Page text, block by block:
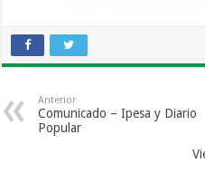
Anterior
Comunicado – Ipesa y Diario
Popular